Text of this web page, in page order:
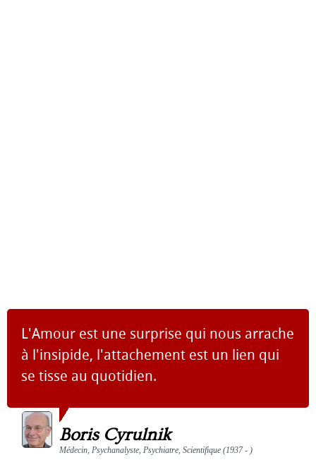
L'Amour est une surprise qui nous arrache
à l'insipide, l'attachement est un lien qui
se tisse au quotidien.
Boris Cyrulnik
Médecin, Psychanalyste, Psychiatre, Scientifique (1937 - )